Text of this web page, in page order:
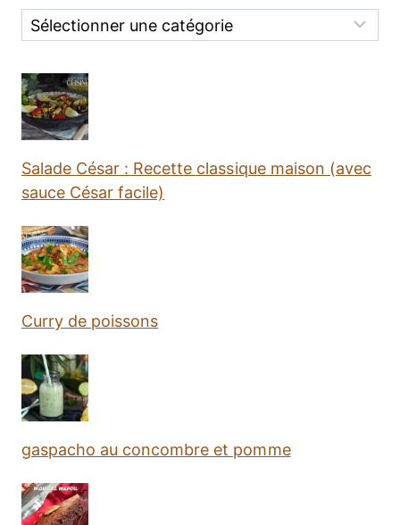
Categories
Salade César : Recette classique maison (avec
sauce César facile)
Curry de poissons
gaspacho au concombre et pomme